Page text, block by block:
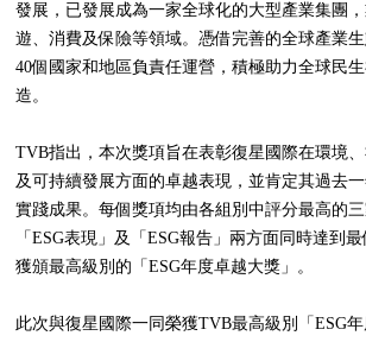
發展，已發展成為一家全球化的大型產業集團
遊、消費及保險等領域。憑借完善的全球產業
40個國家和地區負責任運營，積極助力全球民
造。
TVB指出，本次獎項旨在表彰復星國際在環境、
及可持續發展方面的卓越表現，並肯定其過去
實踐成果。每個獎項均由各組別中評分最高的
「ESG表現」及「ESG報告」兩方面同時達到
獲頒最高級別的「ESG年度卓越大獎」。
此次與復星國際一同榮獲TVB最高級別「ESG